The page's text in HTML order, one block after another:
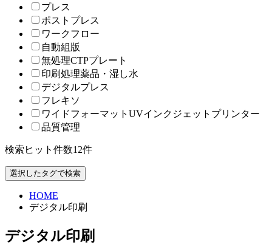
プレス
ポストプレス
ワークフロー
自動組版
無処理CTPプレート
印刷処理薬品・湿し水
デジタルプレス
フレキソ
ワイドフォーマットUVインクジェットプリンター
品質管理
検索ヒット件数12件
HOME
デジタル印刷
デジタル印刷